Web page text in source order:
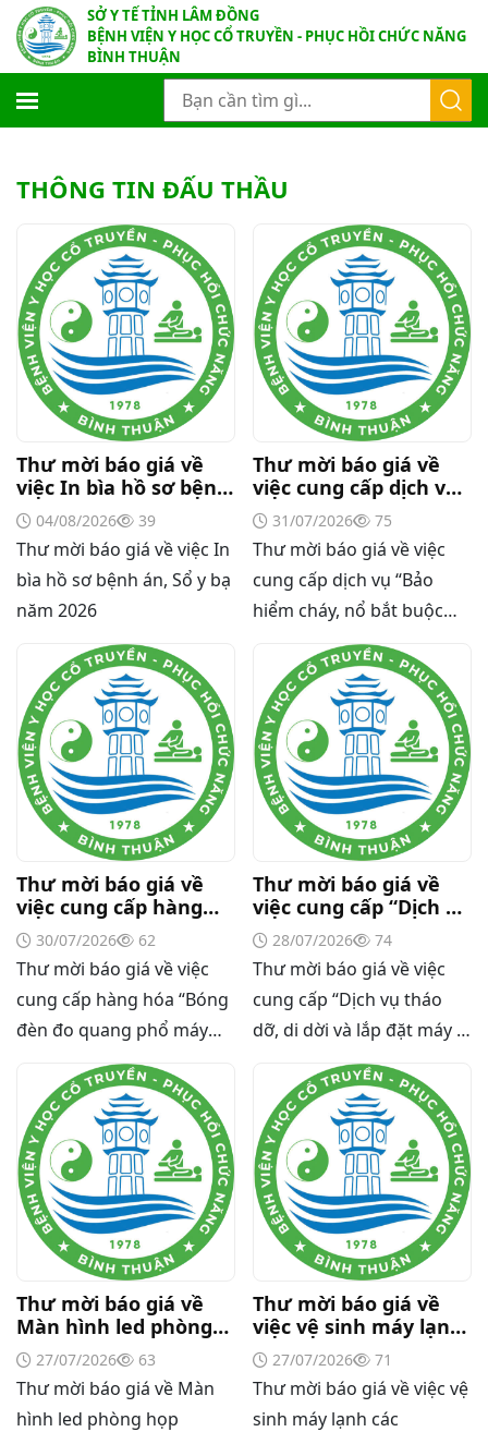
SỞ Y TẾ TỈNH LÂM ĐỒNG
BỆNH VIỆN Y HỌC CỔ TRUYỀN - PHỤC HỒI CHỨC NĂNG
BÌNH THUẬN
THÔNG TIN ĐẤU THẦU
Thư mời báo giá về
việc In bìa hồ sơ bệnh
án, Sổ y bạ năm 2026
04/08/2026 39
Thư mời báo giá về việc In
bìa hồ sơ bệnh án, Sổ y bạ
năm 2026
Thư mời báo giá về
việc cung cấp dịch vụ
“Bảo hiểm cháy, nổ
bắt buộc năm 2026"
31/07/2026 75
Thư mời báo giá về việc
cung cấp dịch vụ “Bảo
hiểm cháy, nổ bắt buộc
năm 2026"
Thư mời báo giá về
việc cung cấp hàng
hóa “Bóng đèn đo
quang phổ máy xét
nghiệm sinh hóa Erba
XL-200 (LAMP-ASSY)
30/07/2026 62
Thư mời báo giá về việc
cung cấp hàng hóa “Bóng
đèn đo quang phổ máy
xét nghiệm sinh hóa Erba
XL-200 (LAMP-ASSY)
Thư mời báo giá về
việc cung cấp “Dịch vụ
tháo dỡ, di dời và lắp
đặt máy X-Quang
thường quy và kỹ
thuật số”
28/07/2026 74
Thư mời báo giá về việc
cung cấp “Dịch vụ tháo
dỡ, di dời và lắp đặt máy X-
Quang thường quy và kỹ
thuật số”
Thư mời báo giá về
Màn hình led phòng
họp27/07/2026 63
Thư mời báo giá về Màn
hình led phòng họp
Thư mời báo giá về
việc vệ sinh máy lạnh
các khoa/phòng trong
bệnh viện
27/07/2026 71
Thư mời báo giá về việc vệ
sinh máy lạnh các